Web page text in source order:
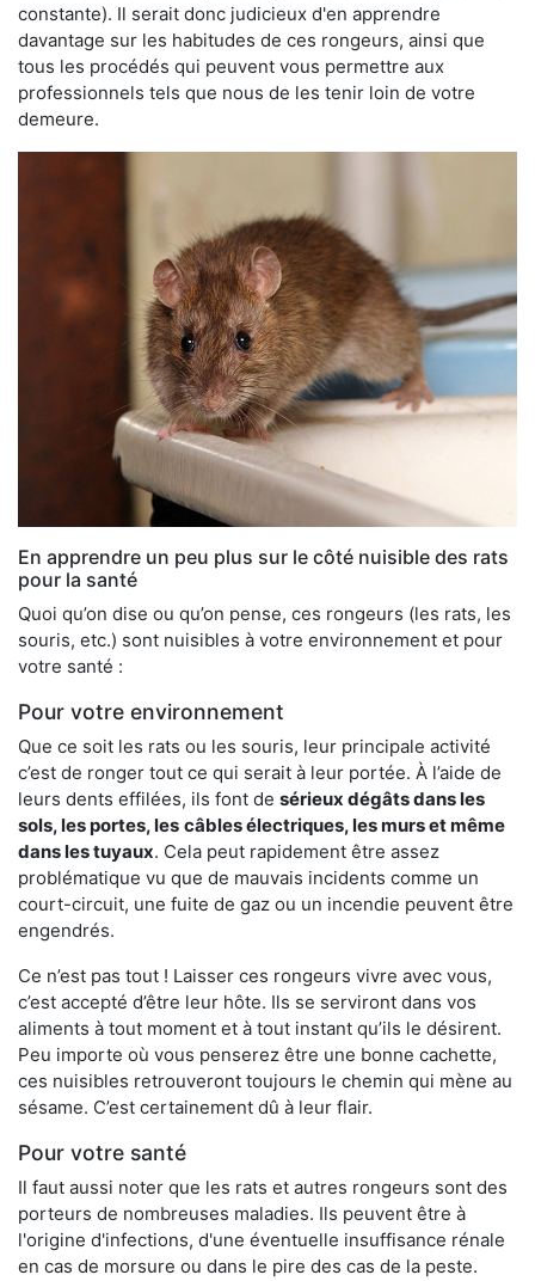
constante). Il serait donc judicieux d'en apprendre
davantage sur les habitudes de ces rongeurs, ainsi que
tous les procédés qui peuvent vous permettre aux
professionnels tels que nous de les tenir loin de votre
demeure.
En apprendre un peu plus sur le côté nuisible des rats
pour la santé
Quoi qu’on dise ou qu’on pense, ces rongeurs (les rats, les
souris, etc.) sont nuisibles à votre environnement et pour
votre santé :
Pour votre environnement
Que ce soit les rats ou les souris, leur principale activité
c’est de ronger tout ce qui serait à leur portée. À l’aide de
leurs dents effilées, ils font de sérieux dégâts dans les
sols, les portes, les câbles électriques, les murs et même
dans les tuyaux. Cela peut rapidement être assez
problématique vu que de mauvais incidents comme un
court-circuit, une fuite de gaz ou un incendie peuvent être
engendrés.
Ce n’est pas tout ! Laisser ces rongeurs vivre avec vous,
c’est accepté d’être leur hôte. Ils se serviront dans vos
aliments à tout moment et à tout instant qu’ils le désirent.
Peu importe où vous penserez être une bonne cachette,
ces nuisibles retrouveront toujours le chemin qui mène au
sésame. C’est certainement dû à leur flair.
Pour votre santé
Il faut aussi noter que les rats et autres rongeurs sont des
porteurs de nombreuses maladies. Ils peuvent être à
l'origine d'infections, d'une éventuelle insuffisance rénale
en cas de morsure ou dans le pire des cas de la peste.